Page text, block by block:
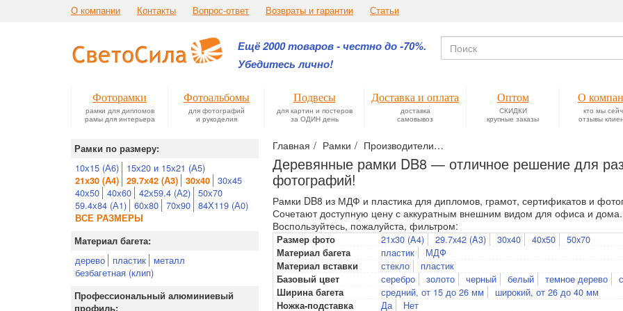
О компании Контакты Вопрос-ответ Возвраты и гарантии Статьи
Ещё 2000 товаров - честно до -70%.
Убедитесь лично!
Фоторамки
рамки для дипломов
рамы для интерьера
Фотоальбомы
для фотографий
и рукоделия
Подвесы
для картин и постеров
за ОДИН день
Доставка и оплата
доставка
самовывоз
Оптом
СКИДКИ
крупные заказы
О
кто мы
отзывы
Главная Рамки Производители
Деревянные рамки DB8 — отличное решение для
фотографий!
Рамки по размеру:
10х15 (А6) 15х20 и 15х21 (А5)
21х30 (А4) 29.7х42 (А3) 30х40
30х45
40х50 40х60 42х59.4 (А2) 50х70
59.4х84 (А1) 60х80 70х90 84Х119 (А0)
ВСЕ РАЗМЕРЫ
Материал багета:
дерево пластик
металл
безбагетная (клип)
Профессиональный алюминиевый
профиль:
Рамки DB8 из МДФ и пластика для дипломов, грамот, сертификатов и
Сочетают доступную цену с аккуратным внешним видом для офиса и дома.
Воспользуйтесь, пожалуйста, фильтром:
Размер фото 21x30 (A4) 29.7x42 (A3) 30x40 40x50 50x70
Материал багета пластик МДФ
Материал вставки стекло пластик
Базовый цвет серебро золото черный белый темное дерево
Ширина багета средний, от 15 до 26 мм широкий, от 26 до 40 мм
Ножка-подставка Да Нет